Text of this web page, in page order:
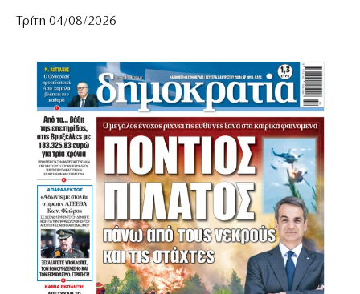
Τρίτη 04/08/2026